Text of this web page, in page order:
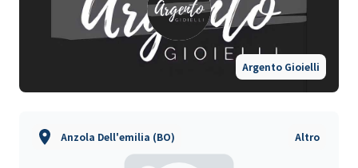
Argento Gioielli
Anzola Dell'emilia (BO) Altro